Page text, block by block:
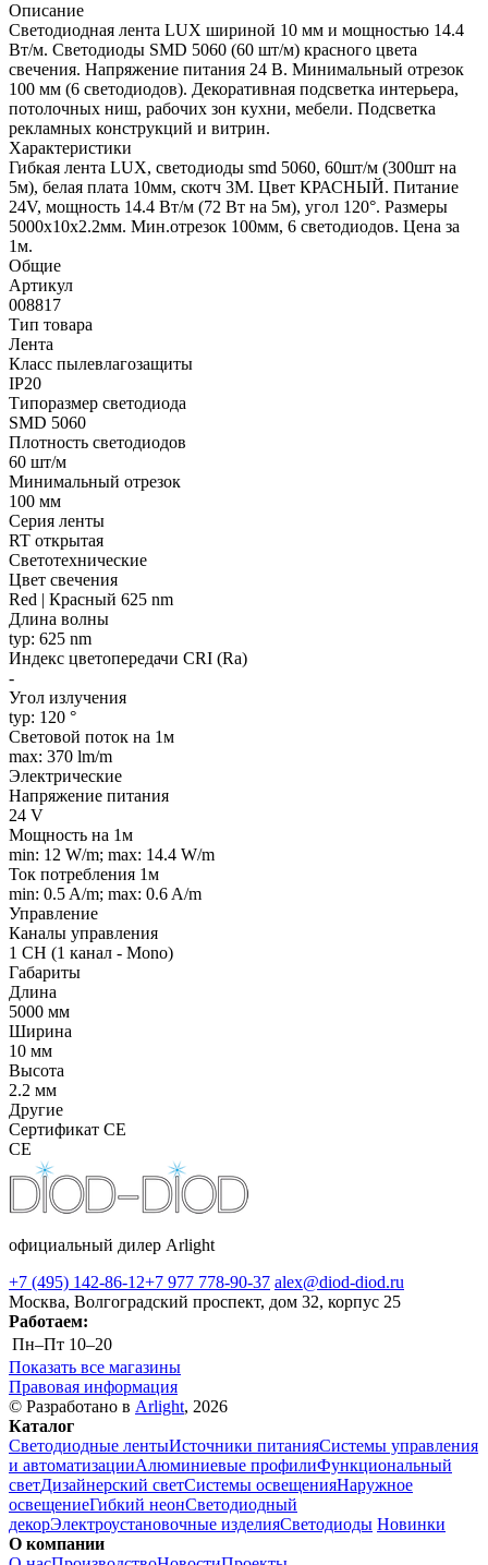
Описание
Светодиодная лента LUX шириной 10 мм и мощностью 14.4
Вт/м. Светодиоды SMD 5060 (60 шт/м) красного цвета
свечения. Напряжение питания 24 В. Минимальный отрезок
100 мм (6 светодиодов). Декоративная подсветка интерьера,
потолочных ниш, рабочих зон кухни, мебели. Подсветка
рекламных конструкций и витрин.
Характеристики
Гибкая лента LUX, светодиоды smd 5060, 60шт/м (300шт на
5м), белая плата 10мм, скотч 3М. Цвет КРАСНЫЙ. Питание
24V, мощность 14.4 Вт/м (72 Вт на 5м), угол 120°. Размеры
5000х10x2.2мм. Мин.отрезок 100мм, 6 светодиодов. Цена за
1м.
Общие
Артикул
008817
Тип товара
Лента
Класс пылевлагозащиты
IP20
Типоразмер светодиода
SMD 5060
Плотность светодиодов
60 шт/м
Минимальный отрезок
100 мм
Серия ленты
RT открытая
Светотехнические
Цвет свечения
Red | Красный 625 nm
Длина волны
typ: 625 nm
Индекс цветопередачи CRI (Ra)
-
Угол излучения
typ: 120 °
Световой поток на 1м
max: 370 lm/m
Электрические
Напряжение питания
24 V
Мощность на 1м
min: 12 W/m; max: 14.4 W/m
Ток потребления 1м
min: 0.5 A/m; max: 0.6 A/m
Управление
Каналы управления
1 CH (1 канал - Mono)
Габариты
Длина
5000 мм
Ширина
10 мм
Высота
2.2 мм
Другие
Сертификат CE
CE
официальный дилер Arlight
+7 (495) 142-86-12+7 977 778-90-37 alex@diod-diod.ru
Москва, Волгоградский проспект, дом 32, корпус 25
Работаем:
Пн–Пт 10–20
Показать все магазины
Правовая информация
© Разработано в Arlight, 2026
Каталог
Светодиодные лентыИсточники питанияСистемы управления
и автоматизацииАлюминиевые профилиФункциональный
светДизайнерский светСистемы освещенияНаружное
освещениеГибкий неонСветодиодный
декорЭлектроустановочные изделияСветодиоды Новинки
О компании